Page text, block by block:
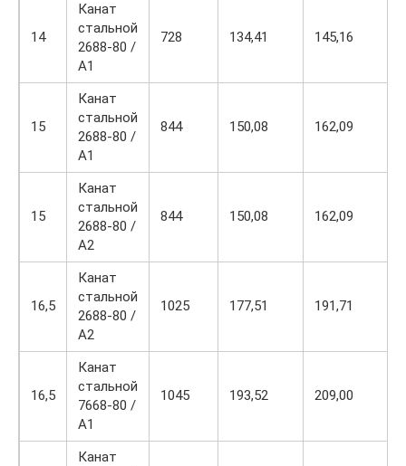
14
Канат
стальной
2688-80 /
А1
728 134,41 145,16
15
Канат
стальной
2688-80 /
А1
844 150,08 162,09
15
Канат
стальной
2688-80 /
A2
844 150,08 162,09
16,5
Канат
стальной
2688-80 /
A2
1025 177,51 191,71
16,5
Канат
стальной
7668-80 /
А1
1045 193,52 209,00
Канат